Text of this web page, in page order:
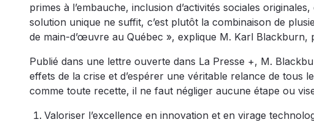
primes à l’embauche, inclusion d’activités sociales
solution unique ne suffit, c’est plutôt la combinaison de
de main-d’œuvre au Québec », explique M. Karl Blackburn,
Publié dans une lettre ouverte dans La Presse +, M.
effets de la crise et d’espérer une véritable relance de tous
comme toute recette, il ne faut négliger aucune étape ou
Valoriser l’excellence en innovation et en virage